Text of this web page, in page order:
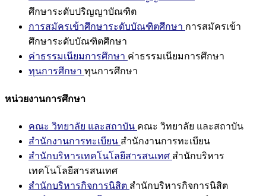
ศึกษาระดับปริญญาบัณฑิต
การสมัครเข้าศึกษาระดับบัณฑิตศึกษา การสมัครเข้า
ศึกษาระดับบัณฑิตศึกษา
ค่าธรรมเนียมการศึกษา ค่าธรรมเนียมการศึกษา
ทุนการศึกษา ทุนการศึกษา
หน่วยงานการศึกษา
คณะ วิทยาลัย และสถาบัน คณะ วิทยาลัย และสถาบัน
สำนักงานการทะเบียน สำนักงานการทะเบียน
สำนักบริหารเทคโนโลยีสารสนเทศ สำนักบริหาร
เทคโนโลยีสารสนเทศ
สำนักบริหารกิจการนิสิต สำนักบริหารกิจการนิสิต